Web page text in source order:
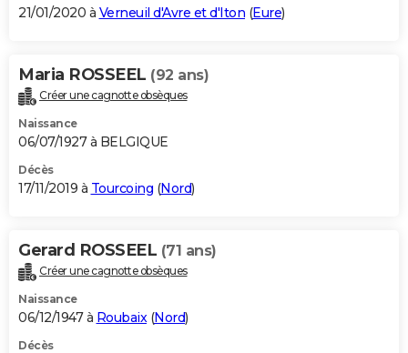
21/01/2020 à Verneuil d'Avre et d'Iton (Eure)
Maria ROSSEEL (92 ans)
Créer une cagnotte obsèques
Naissance
06/07/1927 à BELGIQUE
Décès
17/11/2019 à Tourcoing (Nord)
Gerard ROSSEEL (71 ans)
Créer une cagnotte obsèques
Naissance
06/12/1947 à Roubaix (Nord)
Décès